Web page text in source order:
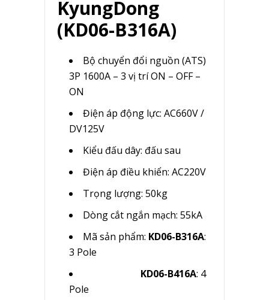
KyungDong
(KD06-B316A)
Bộ chuyển đổi nguồn (ATS)
3P 1600A – 3 vị trí ON – OFF –
ON
Điện áp động lực: AC660V /
DV125V
Kiểu đấu dây: đấu sau
Điện áp điều khiển: AC220V
Trọng lượng: 50kg
Dòng cắt ngắn mạch: 55kA
Mã sản phẩm: KD06-B316A:
3 Pole
KD06-B416A: 4
Pole